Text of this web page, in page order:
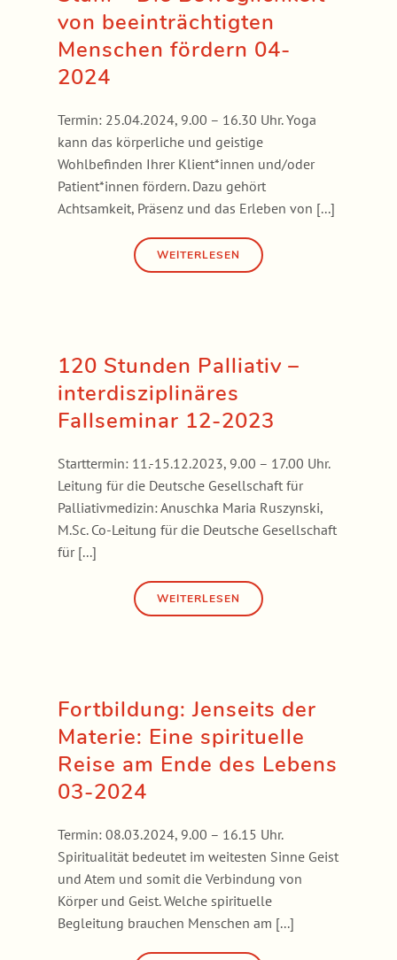
von beeinträchtigten
Menschen fördern 04-
2024
Termin: 25.04.2024, 9.00 – 16.30 Uhr. Yoga
kann das körperliche und geistige
Wohlbefinden Ihrer Klient*innen und/oder
Patient*innen fördern. Dazu gehört
Achtsamkeit, Präsenz und das Erleben von [...]
120 Stunden Palliativ –
interdisziplinäres
Fallseminar 12-2023
Starttermin: 11.-15.12.2023, 9.00 – 17.00 Uhr.
Leitung für die Deutsche Gesellschaft für
Palliativmedizin: Anuschka Maria Ruszynski,
M.Sc. Co-Leitung für die Deutsche Gesellschaft
für [...]
Fortbildung: Jenseits der
Materie: Eine spirituelle
Reise am Ende des Lebens
03-2024
Termin: 08.03.2024, 9.00 – 16.15 Uhr.
Spiritualität bedeutet im weitesten Sinne Geist
und Atem und somit die Verbindung von
Körper und Geist. Welche spirituelle
Begleitung brauchen Menschen am [...]